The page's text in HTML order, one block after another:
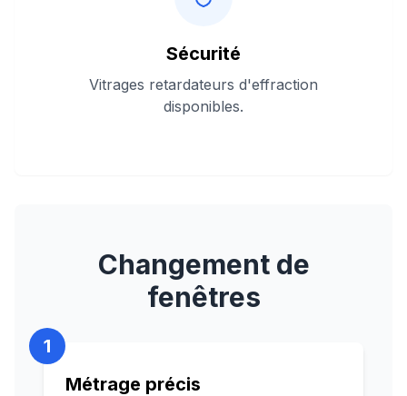
Sécurité
Vitrages retardateurs d'effraction
disponibles.
Changement de
fenêtres
1
Métrage précis